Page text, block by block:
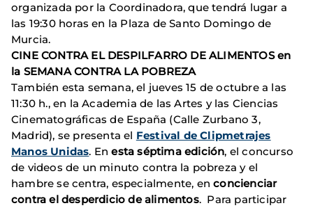
organizada por la Coordinadora, que tendrá lugar a
las 19:30 horas en la Plaza de Santo Domingo de
Murcia.
CINE CONTRA EL DESPILFARRO DE ALIMENTOS en
la SEMANA CONTRA LA POBREZA
También esta semana, el jueves 15 de octubre a las
11:30 h., en la Academia de las Artes y las Ciencias
Cinematográficas de España (Calle Zurbano 3,
Madrid), se presenta el Festival de Clipmetrajes
Manos Unidas. Enesta séptima edición, el concurso
de videos de un minuto contra la pobreza y el
hambre se centra, especialmente, enconcienciar
contra el desperdicio de alimentos. Para participar